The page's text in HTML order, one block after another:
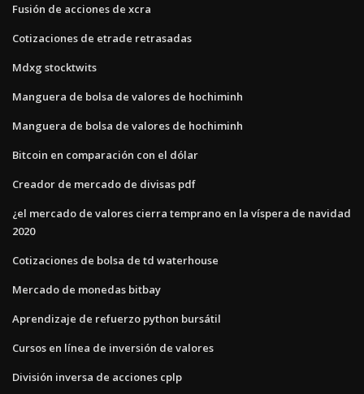
Fusión de acciones de xcra
Cotizaciones de etrade retrasadas
Mdxg stocktwits
Manguera de bolsa de valores de hochiminh
Manguera de bolsa de valores de hochiminh
Bitcoin en comparación con el dólar
Creador de mercado de divisas pdf
¿el mercado de valores cierra temprano en la víspera de navidad
2020
Cotizaciones de bolsa de td waterhouse
Mercado de monedas bitbay
Aprendizaje de refuerzo python bursátil
Cursos en línea de inversión de valores
División inversa de acciones cplp